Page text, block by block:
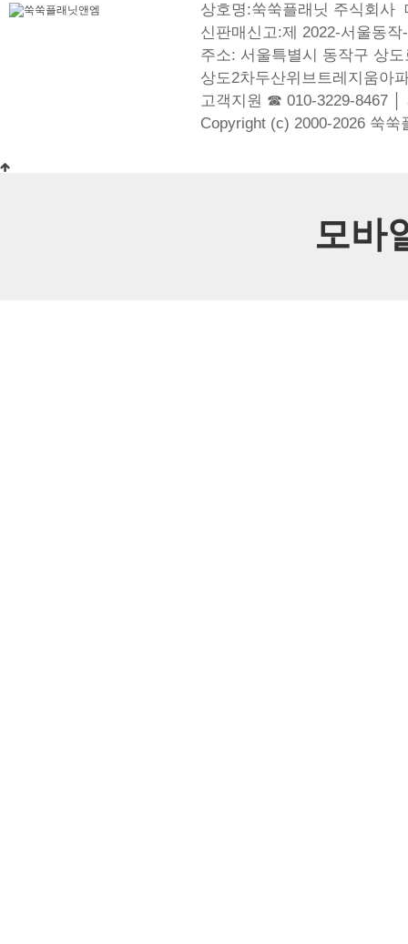
상호명:쑥쑥플래닛 주식회사
신판매신고:제 2022-서울동작
주소: 서울특별시 동작구 상
상도2차두산위브트레지움아
고객지원 ☎ 010-3229-8467 │
Copyright (c) 2000-2026 쑥
모바